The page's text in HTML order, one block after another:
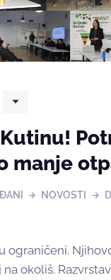
manje
NOVOSTI
ograničeni.
okoliš.